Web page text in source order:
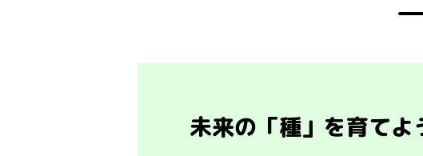
未来の「種」を育て